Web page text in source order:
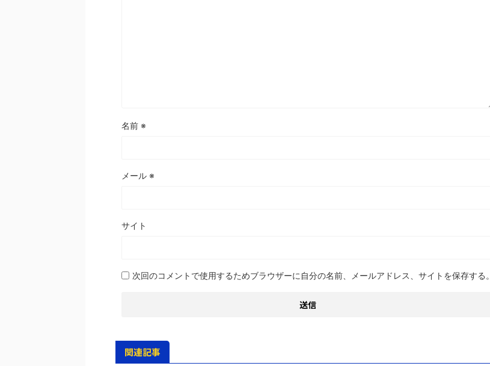
名前 ※
メール ※
サイト
次回のコメントで使用するためブラウザーに自分の名前、メールアドレス、サイトを保存する。
関連記事